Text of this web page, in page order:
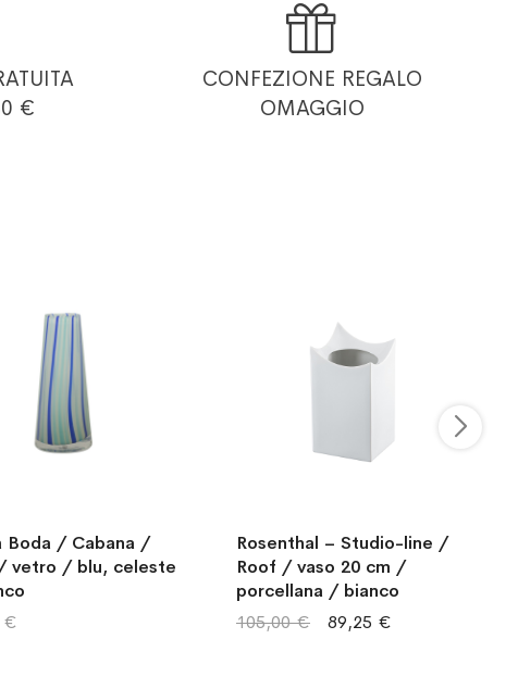
€

CONFEZIONE REGALO
OMAGGIO
Boda / Cabana /
vetro / blu, celeste
€
Rosenthal – Studio-line /
Roof / vaso 20 cm /
porcellana / bianco
89,25 €
105,00 €